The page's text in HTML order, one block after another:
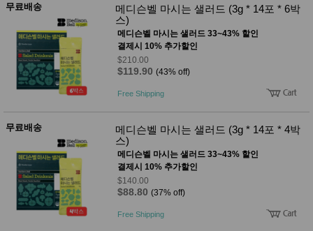
무료배송
메디슨벨 마시는 샐러드 (3g * 14포 * 6박
스)
메디슨벨 마시는 샐러드 33~43% 할인
결제시 10% 추가할인
$210.00
$119.90 (43% off)
Free Shipping
무료배송
메디슨벨 마시는 샐러드 (3g * 14포 * 4박
스)
메디슨벨 마시는 샐러드 33~43% 할인
결제시 10% 추가할인
$140.00
$88.80 (37% off)
Free Shipping